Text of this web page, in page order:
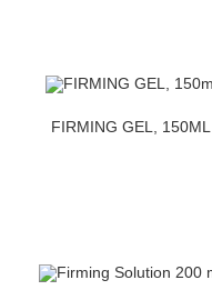
FIRMING GEL, 150ML